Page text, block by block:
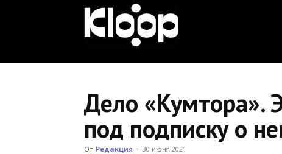
Дело «Кумтора».
под подписку о
От Редакция - 30 июня 2021